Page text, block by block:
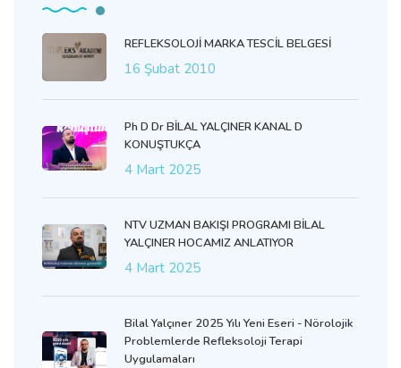
REFLEKSOLOJİ MARKA TESCİL BELGESİ
16 Şubat 2010
Ph D Dr BİLAL YALÇINER KANAL D
KONUŞTUKÇA
4 Mart 2025
NTV UZMAN BAKIŞI PROGRAMI BİLAL
YALÇINER HOCAMIZ ANLATIYOR
4 Mart 2025
Bilal Yalçıner 2025 Yılı Yeni Eseri - Nörolojik
Problemlerde Refleksoloji Terapi
Uygulamaları